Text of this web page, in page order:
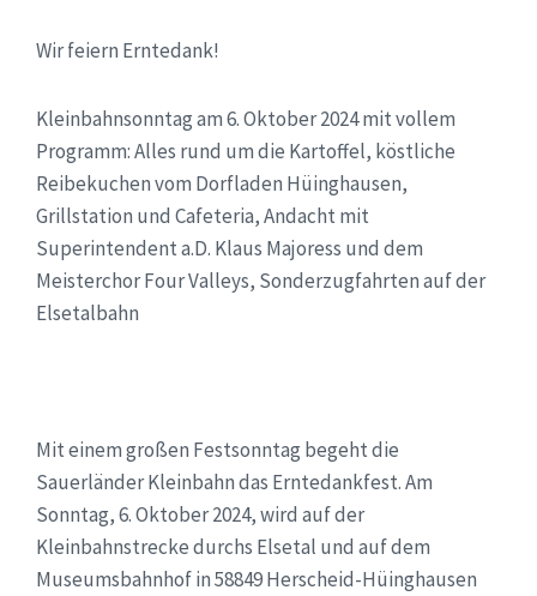
Wir feiern Erntedank!
Kleinbahnsonntag am 6. Oktober 2024 mit vollem
Programm: Alles rund um die Kartoffel, köstliche
Reibekuchen vom Dorfladen Hüinghausen,
Grillstation und Cafeteria, Andacht mit
Superintendent a.D. Klaus Majoress und dem
Meisterchor Four Valleys, Sonderzugfahrten auf der
Elsetalbahn
Mit einem großen Festsonntag begeht die
Sauerländer Kleinbahn das Erntedankfest. Am
Sonntag, 6. Oktober 2024, wird auf der
Kleinbahnstrecke durchs Elsetal und auf dem
Museumsbahnhof in 58849 Herscheid-Hüinghausen